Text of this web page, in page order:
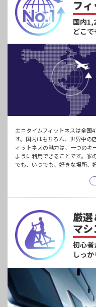
フィ
国内
どこ
エニタイムフィットネスは全国
す。国内はもちろん、世界中の
ィットネスの魅力は、一つのキ
ように利用できることです。家
でも、いつでも、好きな場所、
厳選
マ
初心者
しっか